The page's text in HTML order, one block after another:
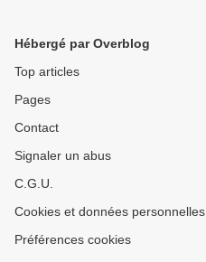
Hébergé par Overblog
Top articles
Pages
Contact
Signaler un abus
C.G.U.
Cookies et données personnelles
Préférences cookies